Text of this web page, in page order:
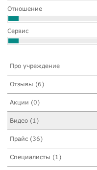
Отношение
Сервис
Про учреждение
Отзывы (6)
Акции (0)
Видео (1)
Прайс (36)
Специалисты (1)